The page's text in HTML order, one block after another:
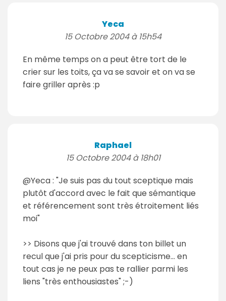
Yeca
15 Octobre 2004 à 15h54
En même temps on a peut être tort de le
crier sur les toits, ça va se savoir et on va se
faire griller après :p
Raphael
15 Octobre 2004 à 18h01
@Yeca : "Je suis pas du tout sceptique mais
plutôt d'accord avec le fait que sémantique
et référencement sont très étroitement liés
moi"
>> Disons que j'ai trouvé dans ton billet un
recul que j'ai pris pour du scepticisme... en
tout cas je ne peux pas te rallier parmi les
liens "très enthousiastes" ;-)